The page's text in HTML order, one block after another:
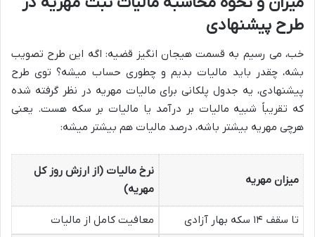
طرح پیشنهادی
خب، می رسیم به قسمت هیجان انگیز قضیه: اگه این طرح تصویب
بشه، چقدر باید مالیات بدیم و چطوری حساب میشه؟ توی طرح
پیشنهادی، یه جدول پلکانی برای مالیات مهریه در نظر گرفته شده
که تقریباً شبیه مالیات بر درآمد یا مالیات بر سکه هست. یعنی
هرچی مهریه بیشتر باشه، درصد مالیات هم بیشتر میشه:
میزان مهریه
نرخ مالیات (از ارزش روز کل
مهریه)
تا سقف ۱۴ سکه بهار آزادی
معافیت کامل از مالیات